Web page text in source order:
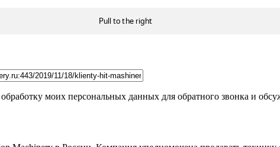
моих персональных данных для обратного звонка и